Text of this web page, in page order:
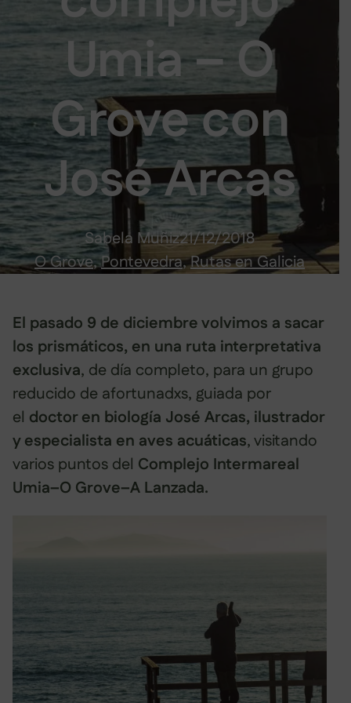
Umia – O
Grove con
José Arcas
Sabela Muñiz21/12/2018
O Grove, Pontevedra, Rutas en Galicia
El pasado 9 de diciembre volvimos a sacar
los prismáticos, en una ruta interpretativa
exclusiva, de día completo, para un grupo
reducido de afortunadxs, guiada por
el doctor en biología José Arcas, ilustrador
y especialista en aves acuáticas, visitando
varios puntos del Complejo Intermareal
Umia–O Grove–A Lanzada.